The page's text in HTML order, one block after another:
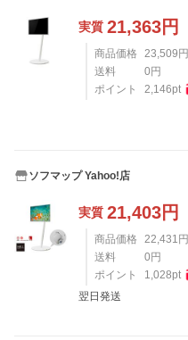
実質 21,363円
商品価格 23,509 円
送料
0 円
ポイント
2,146pt
ソフマップ Yahoo!店
実質 21,403円
商品価格 22,431 円
送料
0 円
ポイント
1,028pt
翌日発送